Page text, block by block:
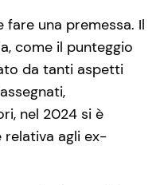
una premessa. Il
come il punteggio
da tanti aspetti
nel 2024 si è
relativa agli ex-